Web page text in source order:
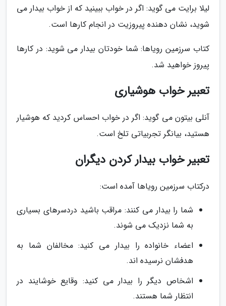
لیلا برایت می گوید: اگر در خواب ببینید که از خواب بیدار می
شوید، نشان دهنده پیروزیت در انجام کارها است.
کتاب سرزمین رویاها: شما خودتان بیدار می شوید: در کارها
پیروز خواهید شد.
تعبیر خواب هوشیاری
آنلی بیتون می گوید: اگر در خواب احساس کردید که هوشیار
هستید، بیانگر تجربیاتی تلخ است.
تعبیر خواب بیدار کردن دیگران
درکتاب سرزمین رویاها آمده است:
شما را بیدار می کنند: مراقب باشید دردسرهای بسیاری
به شما نزدیک می شوند.
اعضاء خانواده را بیدار می کنید: مخالفان شما به
هدفشان نرسیده اند.
اشخاص دیگر را بیدار می کنید: وقایع خوشایند در
انتظار شما هستند.